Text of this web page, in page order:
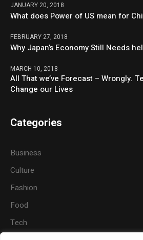
JANUARY 20, 2018
What does Power of US mean for
FEBRUARY 27, 2018
Why Japan’s Economy Still Needs
MARCH 10, 2018
All That we’ve Forecast – Wrongly.
Change our Lives
Categories
Business
Culture
Fashion
Food
Tech